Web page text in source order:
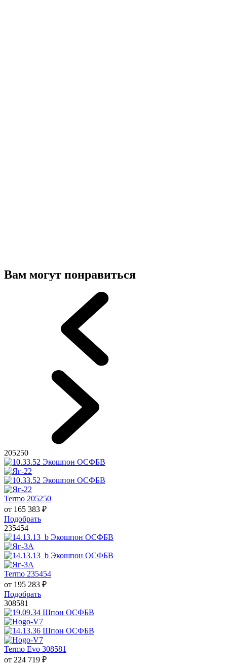
Вам могут понравиться
205250
Termo 205250
от 165 383 ₽
Подобрать
235454
Termo 235454
от 195 283 ₽
Подобрать
308581
Termo Evo 308581
от 224 719 ₽